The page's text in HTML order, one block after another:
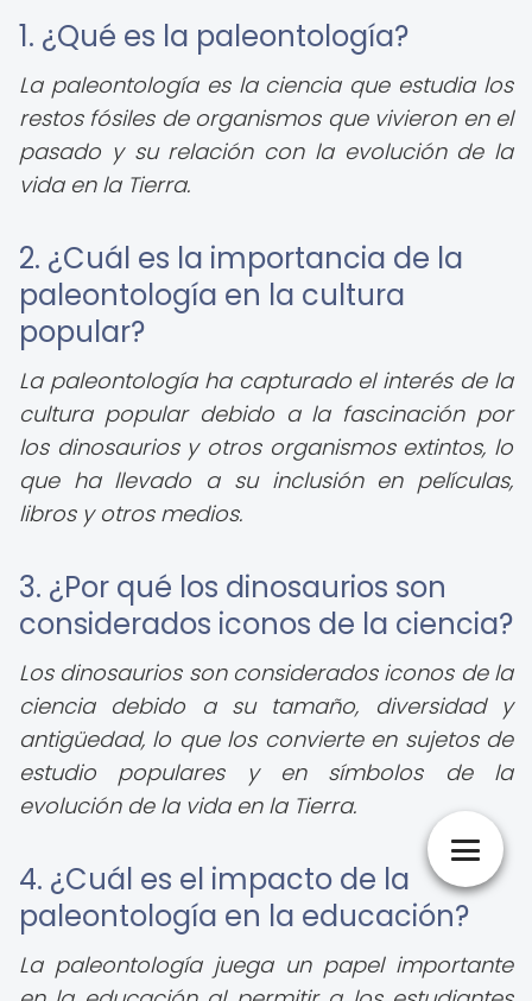
1. ¿Qué es la paleontología?
La paleontología es la ciencia que estudia los
restos fósiles de organismos que vivieron en el
pasado y su relación con la evolución de la
vida en la Tierra.
2. ¿Cuál es la importancia de la
paleontología en la cultura
popular?
La paleontología ha capturado el interés de la
cultura popular debido a la fascinación por
los dinosaurios y otros organismos extintos, lo
que ha llevado a su inclusión en películas,
libros y otros medios.
3. ¿Por qué los dinosaurios son
considerados iconos de la ciencia?
Los dinosaurios son considerados iconos de la
ciencia debido a su tamaño, diversidad y
antigüedad, lo que los convierte en sujetos de
estudio populares y en símbolos de la
evolución de la vida en la Tierra.
4. ¿Cuál es el impacto de la
paleontología en la educación?
La paleontología juega un papel importante